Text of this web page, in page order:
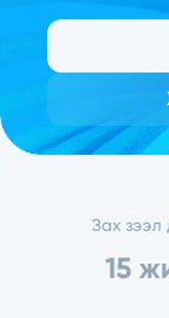
Зах зээл
15